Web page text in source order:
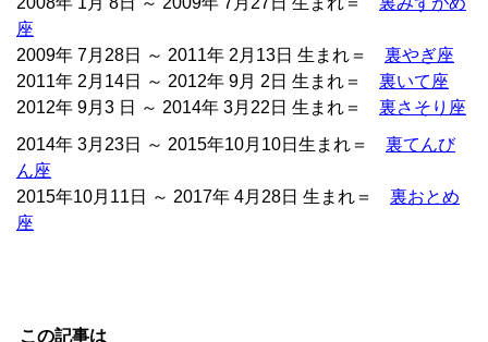
座
2009年 7月28日 ～ 2011年 2月13日 生まれ＝ 裏やぎ座
2011年 2月14日 ～ 2012年 9月 2日 生まれ＝ 裏いて座
2012年 9月3 日 ～ 2014年 3月22日 生まれ＝ 裏さそり座
2014年 3月23日 ～ 2015年10月10日生まれ＝ 裏てんび
ん座
2015年10月11日 ～ 2017年 4月28日 生まれ＝ 裏おとめ
座
この記事は